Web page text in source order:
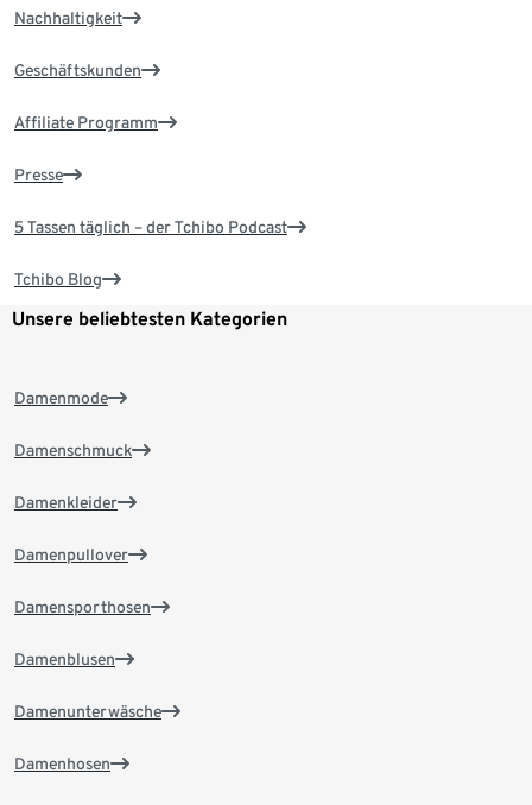
Nachhaltigkeit
Geschäftskunden
Affiliate Programm
Presse
5 Tassen täglich – der Tchibo Podcast
Tchibo Blog
Unsere beliebtesten Kategorien
Damenmode
Damenschmuck
Damenkleider
Damenpullover
Damensporthosen
Damenblusen
Damenunterwäsche
Damenhosen